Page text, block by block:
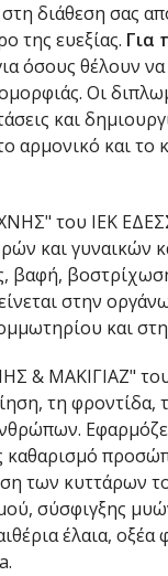
στη διάθεση σας
της ευεξίας. Για
όσους θέλουν
Οι
και
αρμονικό και το
του ΙΕΚ
και γυναικών
βαφή,
στην
και
& ΜΑΚΙΓΙΑΖ"
τη φροντίδα,
των κυττάρων
σύσφιγξης
έλαια,